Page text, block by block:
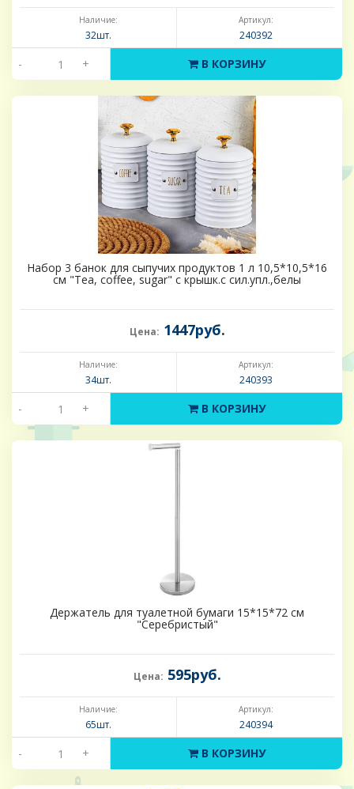
Наличие:
32шт.
Артикул:
240392
- + В КОРЗИНУ
Набор 3 банок для сыпучих продуктов 1 л 10,5*10,5*16
см "Tea, coffee, sugar" с крышк.с сил.упл.,белы
Цена: 1447руб.
Наличие:
34шт.
Артикул:
240393
- + В КОРЗИНУ
Держатель для туалетной бумаги 15*15*72 см
"Серебристый"
Цена: 595руб.
Наличие:
65шт.
Артикул:
240394
- + В КОРЗИНУ